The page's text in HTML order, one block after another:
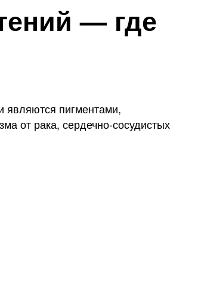
— где
являются пигментами,
от рака, сердечно-сосудистых